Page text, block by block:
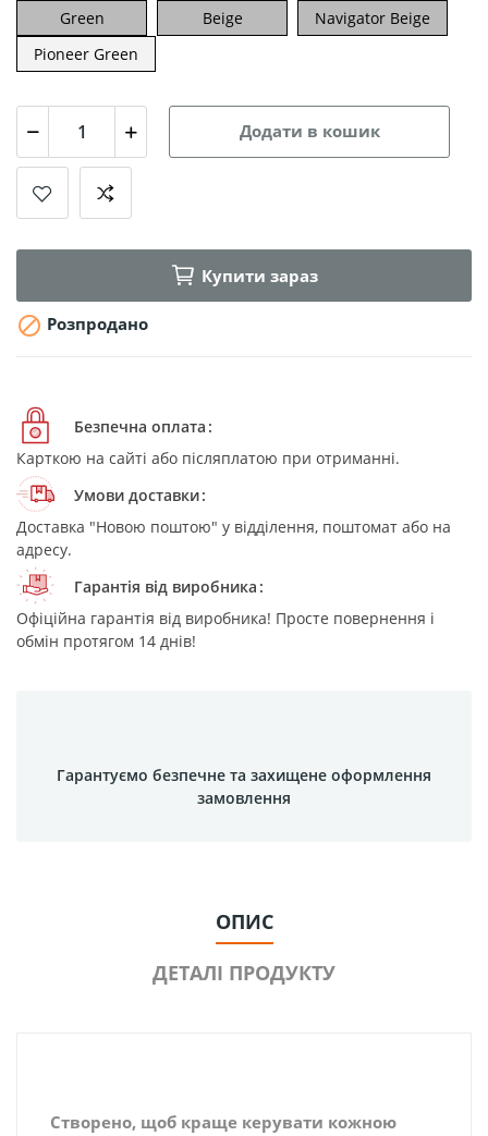
Green Beige
Navigator Beige
Pioneer Green
Додати в кошик
Купити зараз
 Розпродано
Безпечна оплата
Карткою на сайті або післяплатою при отриманні.
Умови доставки
Доставка "Новою поштою" у відділення, поштомат або на
адресу.
Гарантія від виробника
Офіційна гарантія від виробника! Просте повернення і
обмін протягом 14 днів!
Гарантуємо безпечне та захищене оформлення
замовлення
ОПИС
ДЕТАЛІ ПРОДУКТУ
Створено, щоб краще керувати кожною